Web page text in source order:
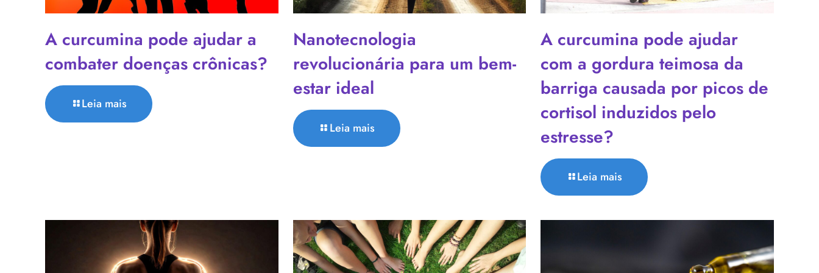
A curcumina pode ajudar a
combater doenças crônicas?
Leia mais
Nanotecnologia
revolucionária para um bem-
estar ideal
Leia mais
A curcumina pode ajudar
com a gordura teimosa da
barriga causada por picos de
cortisol induzidos pelo
estresse?
Leia mais